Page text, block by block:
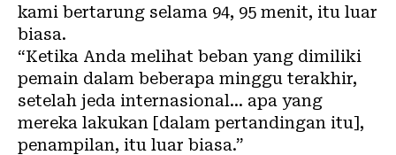
kami bertarung selama 94, 95 menit, itu luar
biasa.
“Ketika Anda melihat beban yang dimiliki
pemain dalam beberapa minggu terakhir,
setelah jeda internasional… apa yang
mereka lakukan [dalam pertandingan itu],
penampilan, itu luar biasa.”